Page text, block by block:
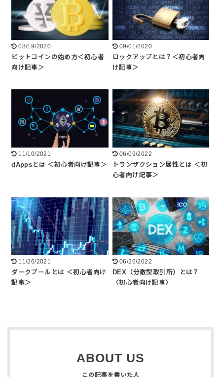
08/19/2020
ビットコインの始め方＜初心者
向け記事＞
09/01/2020
ロックアップとは？＜初心者向
け記事＞
11/10/2021
dAppsとは ＜初心者向け記事＞
06/09/2022
トランザクション展性とは ＜初
心者向け記事＞
11/26/2021
ダークプールとは ＜初心者向け
記事＞
06/26/2022
DEX（分散型取引所）とは？
〈初心者向け記事〉
ABOUT US